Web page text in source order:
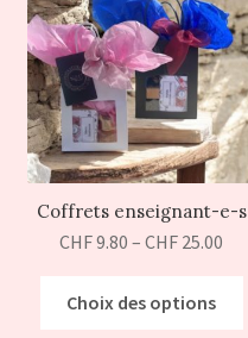
Coffrets enseignant-e-s
CHF9.80 –CHF 25.00
Choix des options